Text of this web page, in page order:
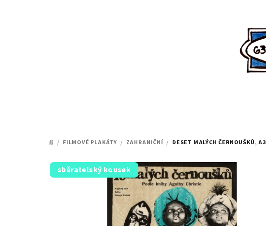
DOMŮ
/ FILMOVÉ PLAKÁTY / ZAHRANIČNÍ / DESET MALÝCH ČERNOUŠKŮ, A3
sběratelský kousek